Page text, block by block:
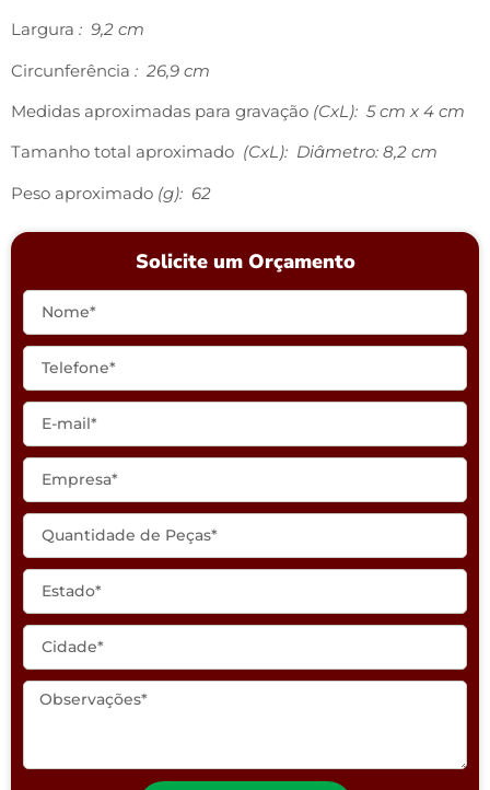
Largura : 9,2 cm
Circunferência : 26,9 cm
Medidas aproximadas para gravação (CxL): 5 cm x 4 cm
Tamanho total aproximado (CxL): Diâmetro: 8,2 cm
Peso aproximado (g): 62
Solicite um Orçamento